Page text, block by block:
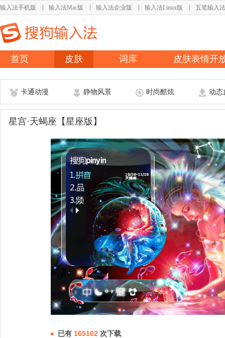
输入法手机版 输入法Mac版 输入法企业版 输入法Linux版 五笔输入法
首页 皮肤 词库 皮肤表情开
卡通动漫 静物风景 时尚酷炫 动态
星宫·天蝎座【星座版】
已有 165102 次下载